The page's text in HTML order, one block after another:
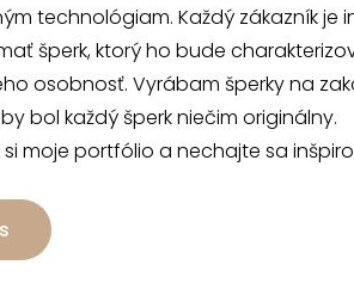
technológiam. Každý zákazník je
šperk, ktorý ho bude
osobnosť. Vyrábam šperky na
bol každý šperk niečim originálny.
si moje portfólio a nechajte sa